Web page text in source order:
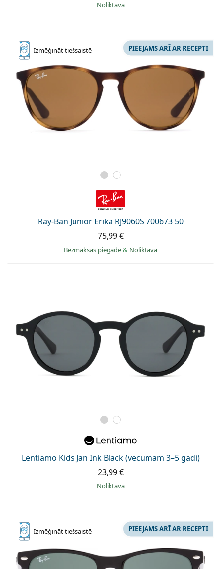
Noliktavā
Izmēģināttiešsaistē
Ray-Ban Junior Erika RJ9060S 700673 50
PIEEJAMS ARĪ AR RECEPTI
75,99 €
Bezmaksas piegāde& Noliktavā
Lentiamo Kids Jan Ink Black (vecumam 3–5 gadi)
23,99 €
Noliktavā
Izmēģināttiešsaistē PIEEJAMS ARĪ AR RECEPTI